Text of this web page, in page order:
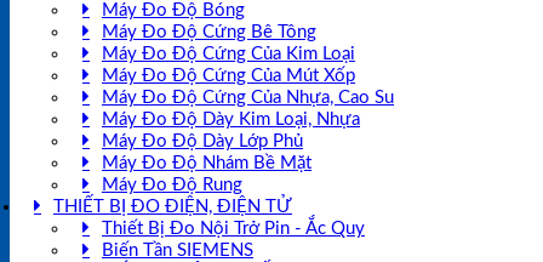
Máy Đo Độ Bóng
Máy Đo Độ Cứng Bê Tông
Máy Đo Độ Cứng Của Kim Loại
Máy Đo Độ Cứng Của Mút Xốp
Máy Đo Độ Cứng Của Nhựa, Cao Su
Máy Đo Độ Dày Kim Loại, Nhựa
Máy Đo Độ Dày Lớp Phủ
Máy Đo Độ Nhám Bề Mặt
Máy Đo Độ Rung
THIẾT BỊ ĐO ĐIỆN, ĐIỆN TỬ
Thiết Bị Đo Nội Trở Pin - Ắc Quy
Biến Tần SIEMENS